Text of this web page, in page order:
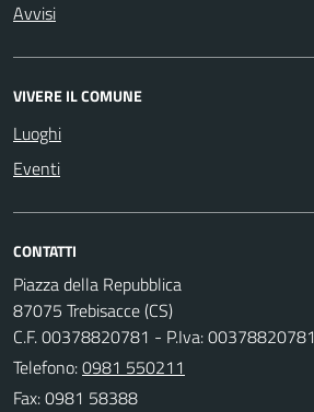
Avvisi
VIVERE IL COMUNE
Luoghi
Eventi
CONTATTI
Piazza della Repubblica
87075 Trebisacce (CS)
C.F. 00378820781 - P.Iva: 00378820781
Telefono:0981 550211
Fax: 0981 58388